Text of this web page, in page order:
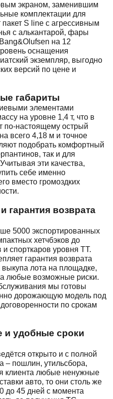
экраном, заменившим
комплектации для
S line с агрессивным
с алькантарой, фары
на 12
оснащения
экземпляр, выгодно
версий по цене и
габариты
элементами
на уровне 1,4 т, что в
по-настоящему острый
всего 4,18 м и точное
подобрать комфортный
так и для
эти качества,
себе именно
вместо громоздких
гарантия возврата
5000 экспортированных
хетчбэков до
и спорткаров уровня TT.
гарантия возврата
лота на площадке,
любые возможные риски.
мы готовы
дорожающую модель под
по срокам
и удобные сроки
открыто и с полной
– пошлин, утильсбора,
клиента любые ненужные
авто, то они столь же
до 45 дней с момента